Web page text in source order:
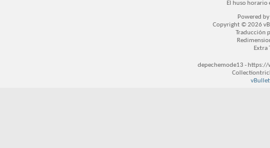
El huso horario
Powered by
Copyright © 2026
Traducción
Extra
depechemode13 -